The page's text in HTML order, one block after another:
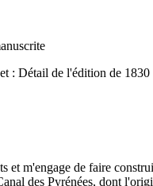
: Détail de l'édition de 1830
et m'engage de faire
des Pyrénées, dont